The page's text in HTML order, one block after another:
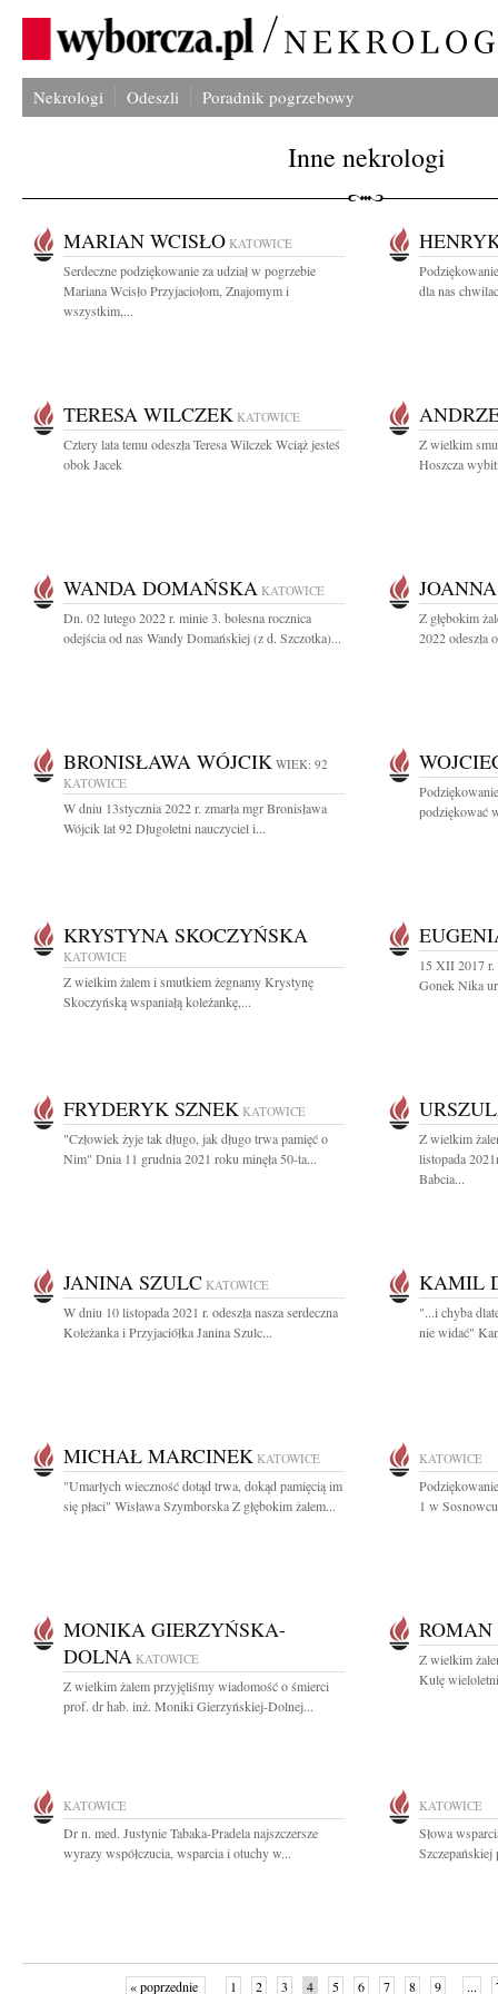
Nekrologi Odeszli Poradnik pogrzebowy
Inne nekrologi
MARIAN WCISŁO KATOWICE
Serdeczne podziękowanie za udział w pogrzebie
Mariana Wcisło Przyjaciołom, Znajomym i
wszystkim,...
dla nas
TERESA WILCZEK KATOWICE
Cztery lata temu odeszła Teresa Wilczek Wciąż jesteś
obok Jacek
Z wielkim
Hoszcza
WANDA DOMAŃSKA KATOWICE
Dn. 02 lutego 2022 r. minie 3. bolesna rocznica
odejścia od nas Wandy Domańskiej (z d. Szczotka)...
Z głębokim
2022 odeszła
BRONISŁAWA WÓJCIK WIEK: 92
KATOWICE
W dniu 13stycznia 2022 r. zmarła mgr Bronisława
Wójcik lat 92 Długoletni nauczyciel i...
podziękować
KRYSTYNA SKOCZYŃSKA
KATOWICE
Z wielkim żalem i smutkiem żegnamy Krystynę
Skoczyńską wspaniałą koleżankę,...
15 XII 2017 r.
Gonek Nika
FRYDERYK SZNEK KATOWICE
"Człowiek żyje tak długo, jak długo trwa pamięć o
Nim" Dnia 11 grudnia 2021 roku minęła 50-ta...
Z wielkim
listopada
Babcia...
JANINA SZULC KATOWICE
W dniu 10 listopada 2021 r. odeszła nasza serdeczna
Koleżanka i Przyjaciółka Janina Szulc...
KAMIL
"...i chyba
nie widać"
MICHAŁ MARCINEK KATOWICE
"Umarłych wieczność dotąd trwa, dokąd pamięcią im
się płaci" Wisława Szymborska Z głębokim żalem...
KATOWICE
1 w
MONIKA GIERZYŃSKA-
DOLNA KATOWICE
Z wielkim żalem przyjęliśmy wiadomość o śmierci
prof. dr hab. inż. Moniki Gierzyńskiej-Dolnej...
Z wielkim
Kulę
KATOWICE
Dr n. med. Justynie Tabaka-Pradela najszczersze
wyrazy współczucia, wsparcia i otuchy w...
KATOWICE
Słowa
« poprzednie 1 2 3 4 5 6 7 8 9 ...